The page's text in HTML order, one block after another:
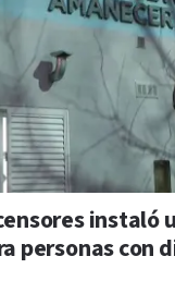
instaló
personas con